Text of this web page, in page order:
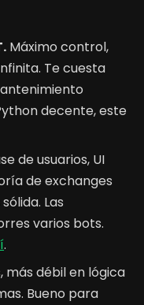
Máximo control,
Te cuesta
decente, este
de usuarios, UI
de exchanges
Las
varios bots.
.
más débil en lógica
Bueno para